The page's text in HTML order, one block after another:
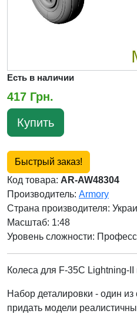
Есть в наличии
417 Грн.
Купить
Быстрый заказ!
Код товара: AR-AW48304
Производитель: Armory
Страна производителя:
Масштаб: 1:48
Уровень сложности:
Колеса для F-35C Lightning-II
Набор деталировки - один из
придать модели